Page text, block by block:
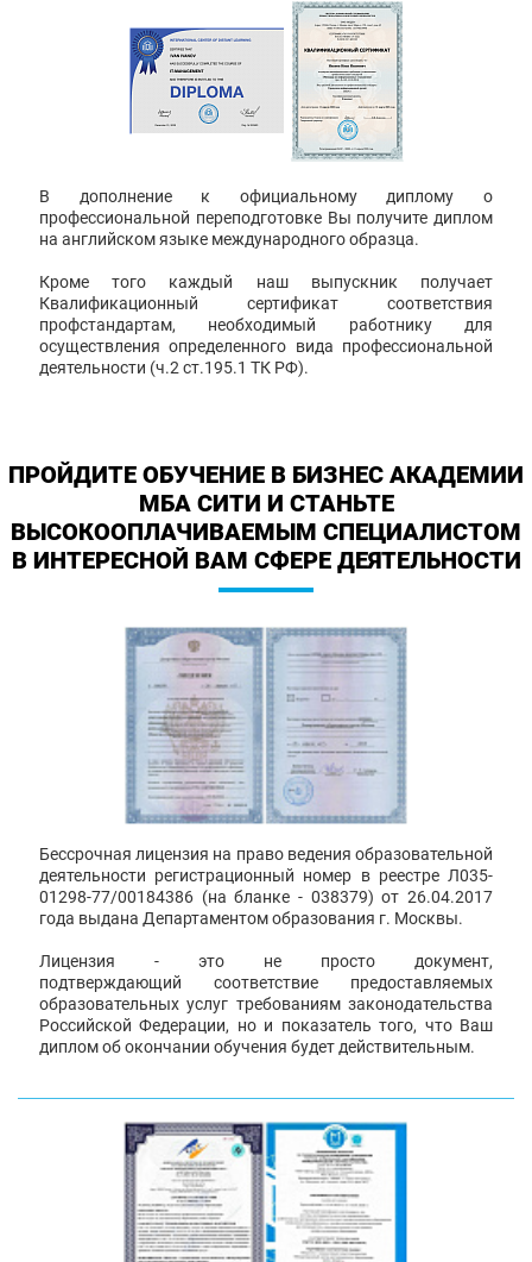
В дополнение к официальному диплому о
профессиональной переподготовке Вы получите диплом
на английском языке международного образца.
Кроме того каждый наш выпускник получает
Квалификационный сертификат соответствия
профстандартам, необходимый работнику для
осуществления определенного вида профессиональной
деятельности (ч.2 ст.195.1 ТК РФ).
ПРОЙДИТЕ ОБУЧЕНИЕ В БИЗНЕС АКАДЕМИИ
МБА СИТИ И СТАНЬТЕ
ВЫСОКООПЛАЧИВАЕМЫМ СПЕЦИАЛИСТОМ
В ИНТЕРЕСНОЙ ВАМ СФЕРЕ ДЕЯТЕЛЬНОСТИ
Бессрочная лицензия на право ведения образовательной
деятельности регистрационный номер в реестре Л035-
01298-77/00184386 (на бланке - 038379) от 26.04.2017
года выдана Департаментом образования г. Москвы.
Лицензия - это не просто документ,
подтверждающий соответствие предоставляемых
образовательных услуг требованиям законодательства
Российской Федерации, но и показатель того, что Ваш
диплом об окончании обучения будет действительным.